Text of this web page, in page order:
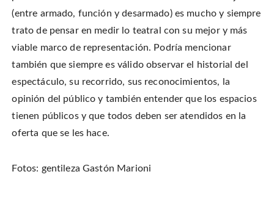
(entre armado, función y desarmado) es mucho y siempre
trato de pensar en medir lo teatral con su mejor y más
viable marco de representación. Podría mencionar
también que siempre es válido observar el historial del
espectáculo, su recorrido, sus reconocimientos, la
opinión del público y también entender que los espacios
tienen públicos y que todos deben ser atendidos en la
oferta que se les hace.
Fotos: gentileza Gastón Marioni